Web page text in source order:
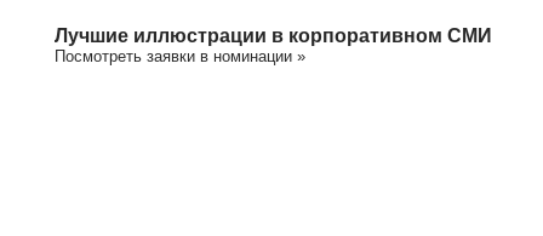
Лучшие иллюстрации в корпоративном СМИ
Посмотреть заявки в номинации »